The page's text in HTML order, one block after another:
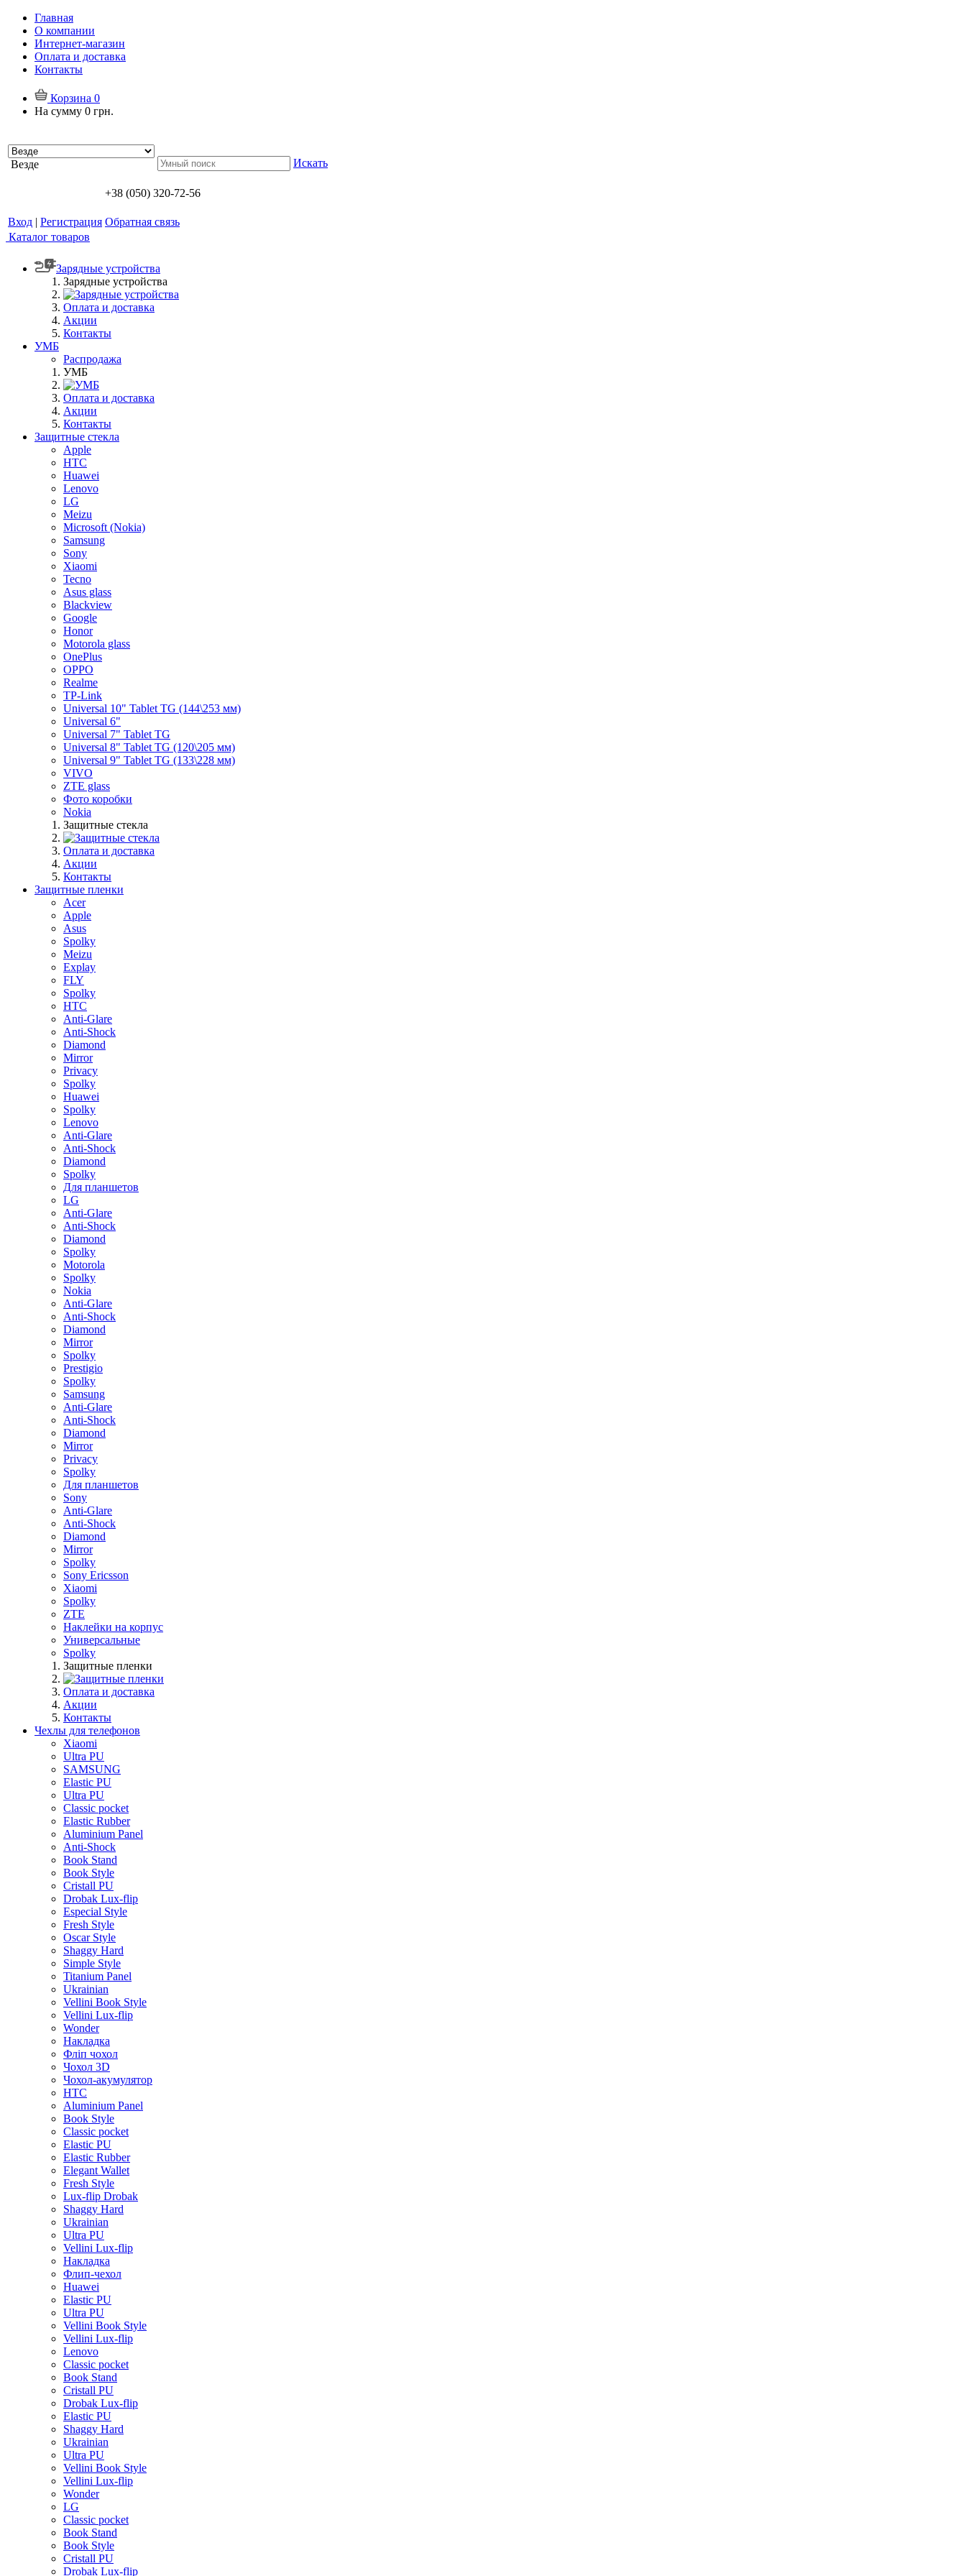
Главная
О компании
Интернет-магазин
Оплата и доставка
Контакты
Корзина 0
На сумму 0 грн.
Везде Искать
+38 (050) 320-72-56
Вход | Регистрация Обратная связь
Каталог товаров
Зарядные устройства
Зарядные устройства
Оплата и доставка
Акции
Контакты
УМБ
Распродажа
УМБ
Оплата и доставка
Акции
Контакты
Защитные стекла
Apple
HTC
Huawei
Lenovo
LG
Meizu
Microsoft (Nokia)
Samsung
Sony
Xiaomi
Tecno
Asus glass
Blackview
Google
Honor
Motorola glass
OnePlus
OPPO
Realme
TP-Link
Universal 10" Tablet TG (144\253 мм)
Universal 6"
Universal 7" Tablet TG
Universal 8" Tablet TG (120\205 мм)
Universal 9" Tablet TG (133\228 мм)
VIVO
ZTE glass
Фото коробки
Nokia
Защитные стекла
Оплата и доставка
Акции
Контакты
Защитные пленки
Acer
Apple
Asus
Spolky
Meizu
Explay
FLY
Spolky
HTC
Anti-Glare
Anti-Shock
Diamond
Mirror
Privacy
Spolky
Huawei
Spolky
Lenovo
Anti-Glare
Anti-Shock
Diamond
Spolky
Для планшетов
LG
Anti-Glare
Anti-Shock
Diamond
Spolky
Motorola
Spolky
Nokia
Anti-Glare
Anti-Shock
Diamond
Mirror
Spolky
Prestigio
Spolky
Samsung
Anti-Glare
Anti-Shock
Diamond
Mirror
Privacy
Spolky
Для планшетов
Sony
Anti-Glare
Anti-Shock
Diamond
Mirror
Spolky
Sony Ericsson
Xiaomi
Spolky
ZTE
Наклейки на корпус
Универсальные
Spolky
Защитные пленки
Оплата и доставка
Акции
Контакты
Чехлы для телефонов
Xiaomi
Ultra PU
SAMSUNG
Elastic PU
Ultra PU
Classic pocket
Elastic Rubber
Aluminium Panel
Anti-Shock
Book Stand
Book Style
Cristall PU
Drobak Lux-flip
Especial Style
Fresh Style
Oscar Style
Shaggy Hard
Simple Style
Titanium Panel
Ukrainian
Vellini Book Style
Vellini Lux-flip
Wonder
Накладка
Фліп чохол
Чохол 3D
Чохол-акумулятор
HTC
Aluminium Panel
Book Style
Classic pocket
Elastic PU
Elastic Rubber
Elegant Wallet
Fresh Style
Lux-flip Drobak
Shaggy Hard
Ukrainian
Ultra PU
Vellini Lux-flip
Накладка
Флип-чехол
Huawei
Elastic PU
Ultra PU
Vellini Book Style
Vellini Lux-flip
Lenovo
Classic pocket
Book Stand
Cristall PU
Drobak Lux-flip
Elastic PU
Shaggy Hard
Ukrainian
Ultra PU
Vellini Book Style
Vellini Lux-flip
Wonder
LG
Classic pocket
Book Stand
Book Style
Cristall PU
Drobak Lux-flip